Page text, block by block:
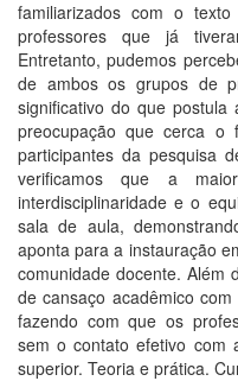
familiarizados com o
professores que já
Entretanto, pudemos
de ambos os grupos de
significativo do que postula
preocupação que cerca
participantes da pesquisa
verificamos que a
interdisciplinaridade e o
sala de aula,
aponta para a instauração
comunidade docente. Além
de cansaço acadêmico
fazendo com que os
sem o contato efetivo com
superior. Teoria e prática.